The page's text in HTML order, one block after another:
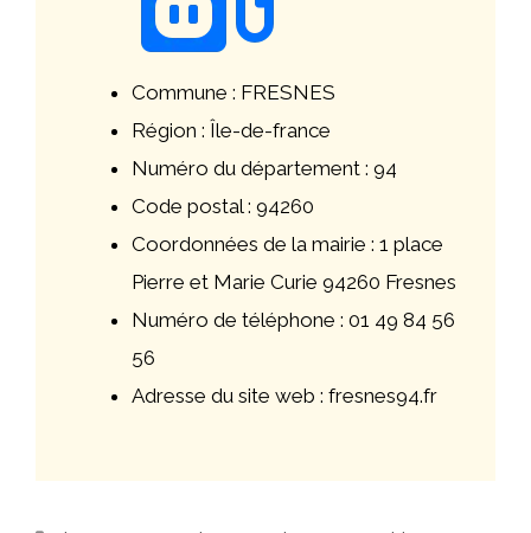
Commune : FRESNES
Région : Île-de-france
Numéro du département : 94
Code postal : 94260
Coordonnées de la mairie : 1 place
Pierre et Marie Curie 94260 Fresnes
Numéro de téléphone : 01 49 84 56
56
Adresse du site web : fresnes94.fr